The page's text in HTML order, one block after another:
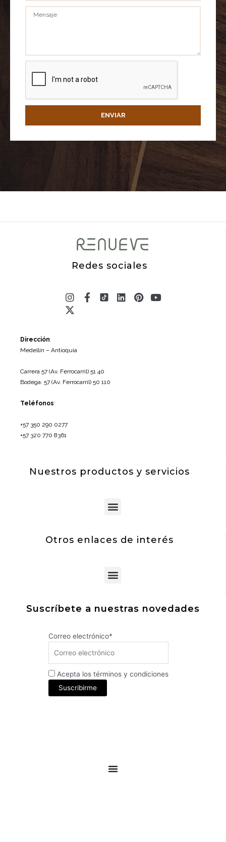
Mensaje
ENVIAR
Redes sociales
Instagram
Facebook-
f
Linkedin
Pinterest
Youtube
X-
twitter
Dirección:
Medellín – Antioquia
Carrera 57 (Av. Ferrocarril) 51 40
Bodega: 57 (Av. Ferrocarril) 50 110
Teléfonos:
+57 350 290 0277
+57 320 770 8361
Nuestros productos y servicios
Menu
Otros enlaces de interés
Menu
Suscríbete a nuestras novedades
Correo electrónico*
Acepta los términos y condiciones